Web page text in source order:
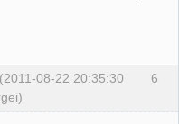
6
(2011-08-22 20:35:30